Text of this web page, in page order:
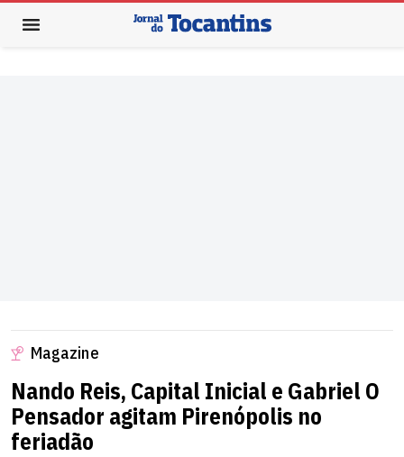
Magazine
Nando Reis, Capital Inicial e Gabriel O
Pensador agitam Pirenópolis no
feriadão